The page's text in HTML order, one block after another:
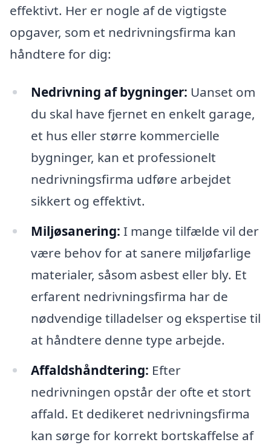
effektivt. Her er nogle af de vigtigste
opgaver, som et nedrivningsfirma kan
håndtere for dig:
Nedrivning af bygninger: Uanset om
du skal have fjernet en enkelt garage,
et hus eller større kommercielle
bygninger, kan et professionelt
nedrivningsfirma udføre arbejdet
sikkert og effektivt.
Miljøsanering: I mange tilfælde vil der
være behov for at sanere miljøfarlige
materialer, såsom asbest eller bly. Et
erfarent nedrivningsfirma har de
nødvendige tilladelser og ekspertise til
at håndtere denne type arbejde.
Affaldshåndtering: Efter
nedrivningen opstår der ofte et stort
affald. Et dedikeret nedrivningsfirma
kan sørge for korrekt bortskaffelse af